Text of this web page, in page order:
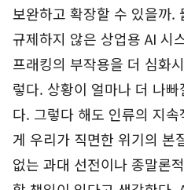
보완하고 확장할 수 있을까.
규제하지 않은 상업용 AI 시
프래킹의 부작용을 더 심화
렇다. 상황이 얼마나 더 나
다. 그렇다 해도 인류의 지
게 우리가 직면한 위기의 본
없는 과대 선전이나 종말론